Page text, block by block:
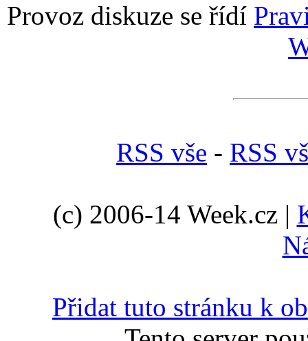
Provoz diskuze se řídí
RSS vše - RSS
(c) 2006-14 Week.cz |
Přidat tuto stránku k